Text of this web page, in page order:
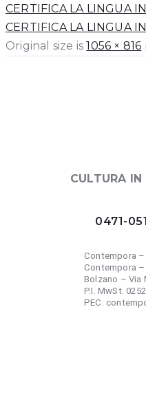
CERTIFICA LA LINGUA
CERTIFICA LA LINGUA
Original size is1056 × 816
CULTURA
0471-
Contempora –
Contempora
Bolzano – Via
P.I. MwSt.
PEC: